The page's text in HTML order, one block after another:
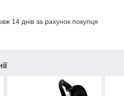
14 днів за рахунок покупця